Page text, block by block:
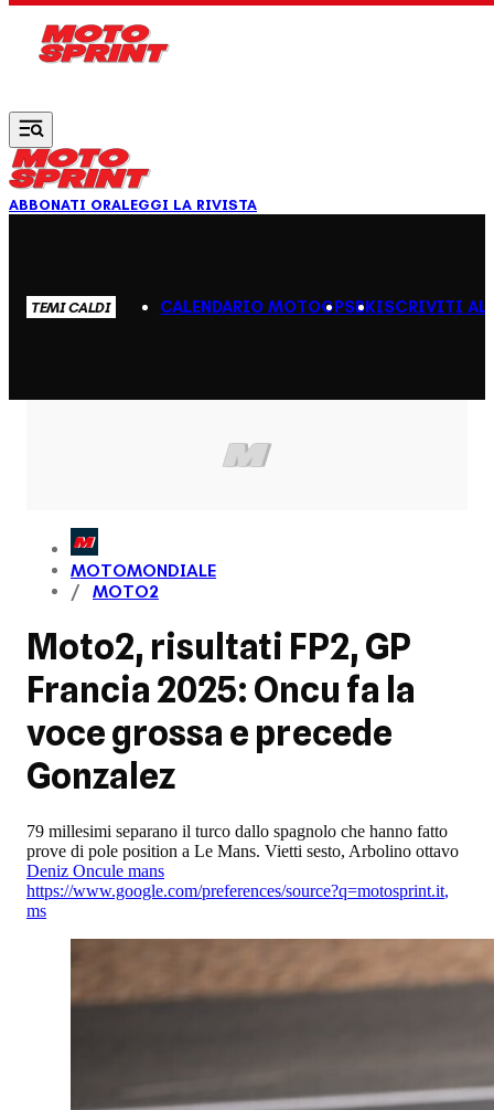
ABBONATI ORALEGGI LA RIVISTA
TEMI CALDI CALENDARIO MOTOGPSBKISCRIVITI AL
MOTOMONDIALE
MOTO2
Moto2, risultati FP2, GP
Francia 2025: Oncu fa la
voce grossa e precede
Gonzalez
79 millesimi separano il turco dallo spagnolo che hanno fatto
prove di pole position a Le Mans. Vietti sesto, Arbolino ottavo
Deniz Oncule mans
https://www.google.com/preferences/source?q=motosprint.it,
ms